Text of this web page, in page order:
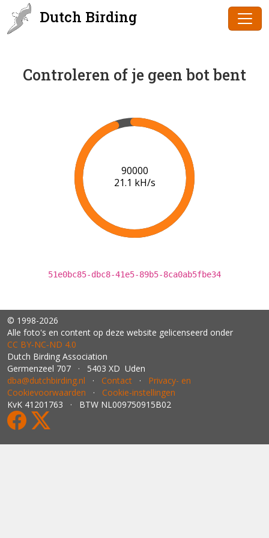
Dutch Birding
Controleren of je geen bot bent
91000
21.2 kH/s
51e0bc85-dbc8-41e5-89b5-8ca0ab5fbe34
© 1998-2026
Alle foto's en content op deze website gelicenseerd onder
CC BY‑NC‑ND 4.0
Dutch Birding Association
Germenzeel 707 · 5403 XD Uden
dba@dutchbirding.nl · Contact · Privacy- en
Cookievoorwaarden · Cookie-instellingen
KvK 41201763 · BTW NL009750915B02